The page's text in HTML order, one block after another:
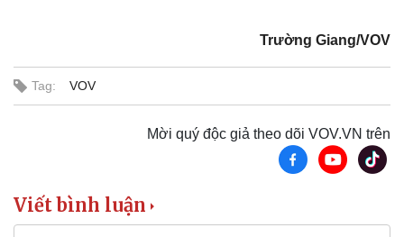
Trường Giang/VOV
Tag: VOV
Mời quý độc giả theo dõi VOV.VN trên
Viết bình luận